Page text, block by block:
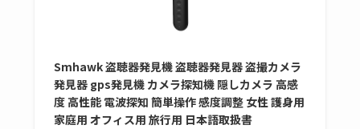
ビタクラフトのウル
トラが廃盤？なぜ？
Smhawk 盗聴器発見機 盗聴器発見器 盗撮カメラ
発見器 gps発見機 カメラ探知機 隠しカメラ 高感
度 高性能 電波探知 簡単操作 感度調整 女性 護身用
家庭用 オフィス用 旅行用 日本語取扱書